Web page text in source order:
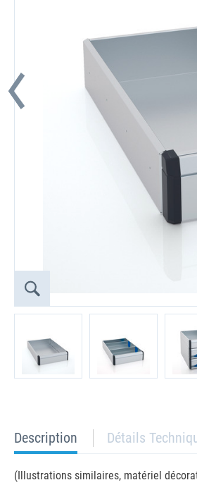
current
tab:
Description Détails
(Illustrations similaires, matériel